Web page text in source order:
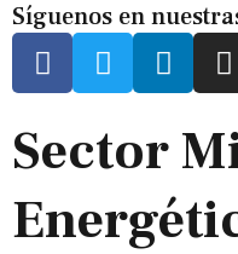
Síguenos en
Sector